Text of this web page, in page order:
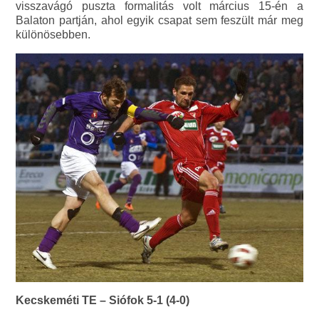
visszavágó puszta formalitás volt március 15-én a
Balaton partján, ahol egyik csapat sem feszült már meg
különösebben.
Kecskeméti TE – Siófok 5-1 (4-0)